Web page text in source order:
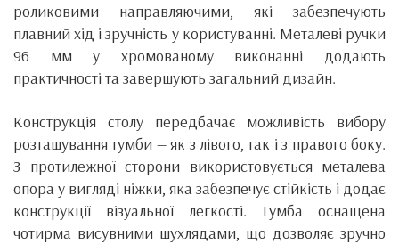
роликовими направляючими, які забезпечують
плавний хід і зручність у користуванні. Металеві ручки
96 мм у хромованому виконанні додають
практичності та завершують загальний дизайн.
Конструкція столу передбачає можливість вибору
розташування тумби — як з лівого, так і з правого боку.
З протилежної сторони використовується металева
опора у вигляді ніжки, яка забезпечує стійкість і додає
конструкції візуальної легкості. Тумба оснащена
чотирма висувними шухлядами, що дозволяє зручно